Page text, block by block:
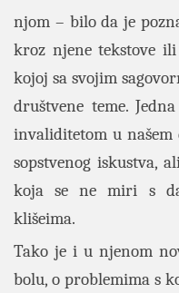
njom – bilo da je
kroz njene tekstove ili
kojoj sa svojim
društvene teme.
invaliditetom u
sopstvenog iskustva,
koja se ne miri s
klišeima.
Tako je i u njenom
bolu, o problemima s